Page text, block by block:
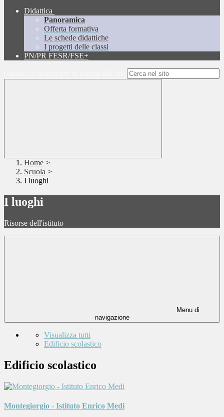
Didattica
Panoramica
Offerta formativa
Le schede didattiche
I progetti delle classi
PN/PR FESR/FSE+
Home >
Scuola >
I luoghi
I luoghi
Risorse dell'istituto
Menu di
navigazione
Visualizza tutti
Edificio scolastico
Edificio scolastico
Montegiorgio - Istituto Enrico Medi